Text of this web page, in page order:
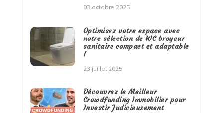
03 octobre 2025
Optimisez votre espace avec
notre sélection de WC broyeur
sanitaire compact et adaptable
!
23 juillet 2025
Découvrez le Meilleur
Crowdfunding Immobilier pour
Investir Judicieusement